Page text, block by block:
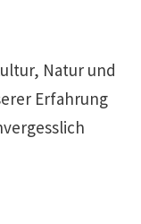
Natur und
Erfahrung